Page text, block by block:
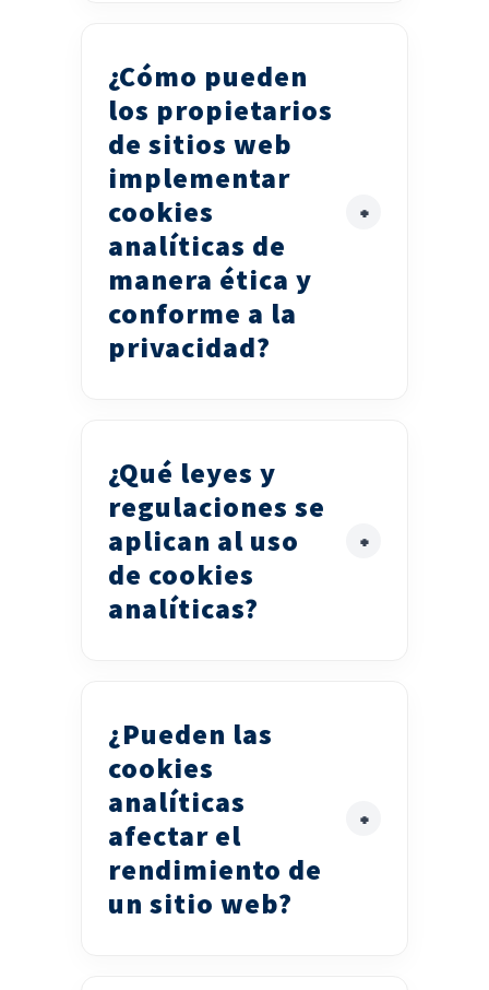
¿Cómo pueden
los propietarios
de sitios web
implementar
cookies
analíticas de
manera ética y
conforme a la
privacidad?
¿Qué leyes y
regulaciones se
aplican al uso
de cookies
analíticas?
¿Pueden las
cookies
analíticas
afectar el
rendimiento de
un sitio web?